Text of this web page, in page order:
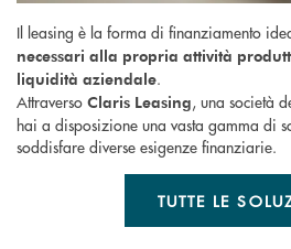
Il leasing è la forma di finanziamento
necessari alla propria attività
liquidità aziendale.
Attraverso Claris Leasing, una società
hai a disposizione una vasta gamma di
soddisfare diverse esigenze finanziarie.
TUTTE LE